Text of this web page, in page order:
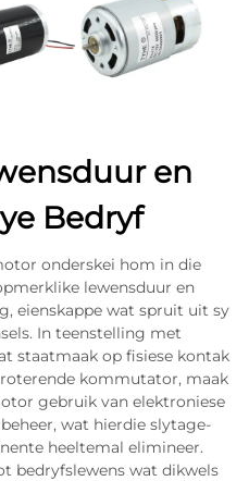
en
Bedryf
onderskei hom in die
lewensduur en
eienskappe wat spruit uit sy
In teenstelling met
staatmaak op fisiese kontak
kommutator, maak
gebruik van elektroniese
wat hierdie slytage-
heeltemal elimineer.
bedryfslewens wat dikwels